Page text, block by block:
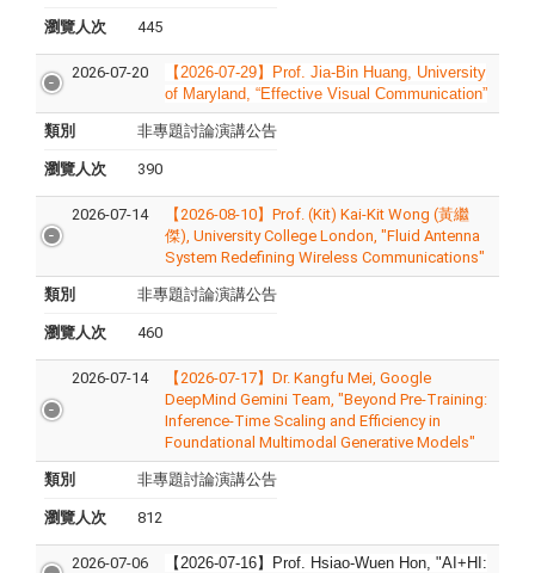
瀏覽人次 445
2026-07-20
【2026-07-29】Prof. Jia-Bin Huang, University
of Maryland, “Effective Visual Communication”
類別 非專題討論演講公告
瀏覽人次 390
2026-07-14
【2026-08-10】Prof. (Kit) Kai-Kit Wong (黃繼
傑), University College London, "Fluid Antenna
System Redefining Wireless Communications"
類別 非專題討論演講公告
瀏覽人次 460
2026-07-14
【2026-07-17】Dr. Kangfu Mei, Google
DeepMind Gemini Team, "Beyond Pre-Training:
Inference-Time Scaling and Efficiency in
Foundational Multimodal Generative Models"
類別 非專題討論演講公告
瀏覽人次 812
2026-07-06 【2026-07-16】 Prof. Hsiao-Wuen Hon, "AI+HI: